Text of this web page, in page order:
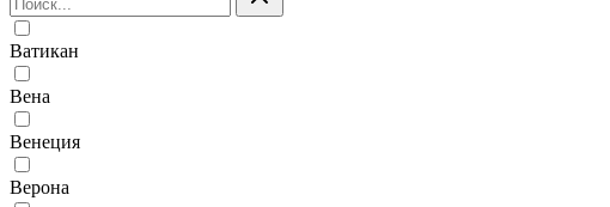
Ватикан
Вена
Венеция
Верона